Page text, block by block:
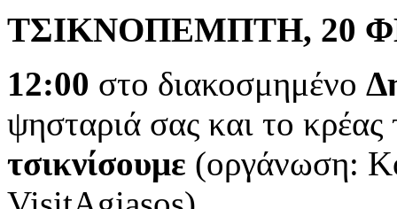
ΤΣΙΚΝΟΠΕΜΠΤΗ, 20
12:00 στο διακοσμημένο
ψησταριά σας και το κρέας
τσικνίσουμε (οργάνωση: